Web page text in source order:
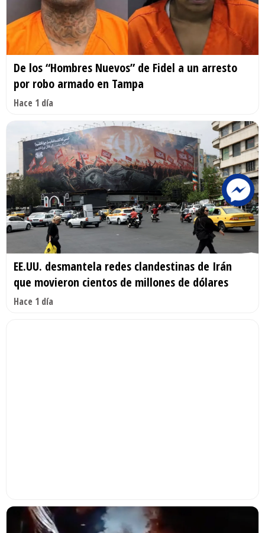
De los “Hombres Nuevos” de Fidel a un arresto
por robo armado en Tampa
Hace 1 día
EE.UU. desmantela redes clandestinas de Irán
que movieron cientos de millones de dólares
Hace 1 día